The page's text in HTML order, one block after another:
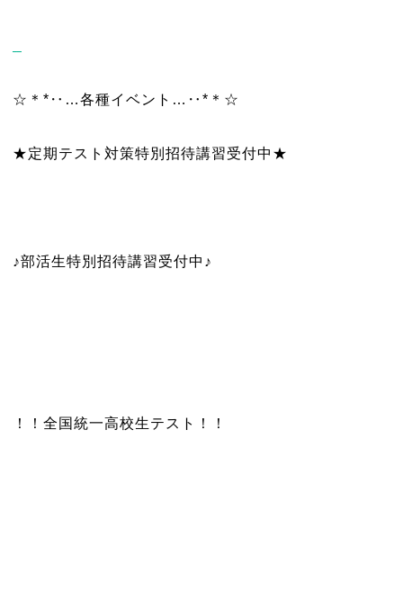
☆＊*‥…各種イベント…‥*＊☆
★定期テスト対策特別招待講習受付中★
♪部活生特別招待講習受付中♪
！！全国統一高校生テスト！！